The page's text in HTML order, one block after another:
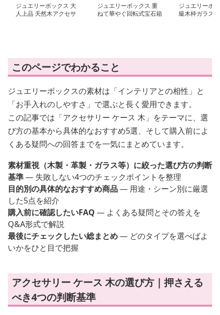
ジュエリーボックス 大
人上品 天然木アクセサ
ジュエリーボックス 重
ねて華やぐ回転式宝石箱
ジュエリーボ
級木枠ガラス
このページでわかること
ジュエリーボックスの素材は「インテリアとの相性」と
「お手入れのしやすさ」で選ぶと長く愛用できます。
この記事では「アクセサリー ケース 木」をテーマに、選
び方の基本から具体的なおすすめ5選、そして購入前によ
くある疑問への回答までを一気にまとめています。
素材重視（木製・革製・ガラス等）に絞った選び方の判断
基準— 失敗しない4つのチェックポイントを整理
目的別の具体的なおすすめ商品— 用途・シーン別に厳選
した5点を紹介
購入前に確認したいFAQ — よくある疑問とその答えを
Q&A形式で解説
最後にチェックしたい総まとめ— どのタイプを選べばよ
いかをひと目で把握
アクセサリー ケース 木の選び方｜押さえる
べき4つの判断基準